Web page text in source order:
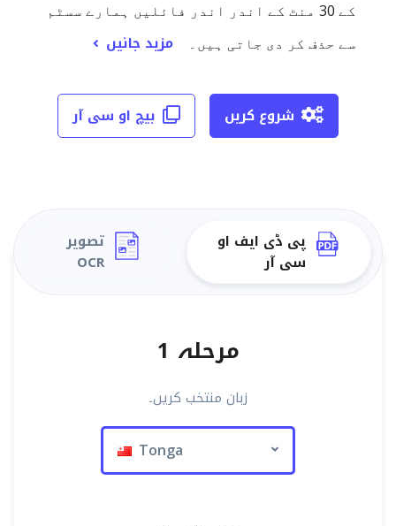
کے 30 منٹ کے اندر اندر فائلیں ہمارے سسٹم
سے حذف کر دی جاتی ہیں۔
مزید جانیں
بیچ او سی آر شروع کریں
تصویر
OCR
پی ڈی ایف او
سی آر
مرحلہ 1
زبان منتخب کریں۔
Tonga